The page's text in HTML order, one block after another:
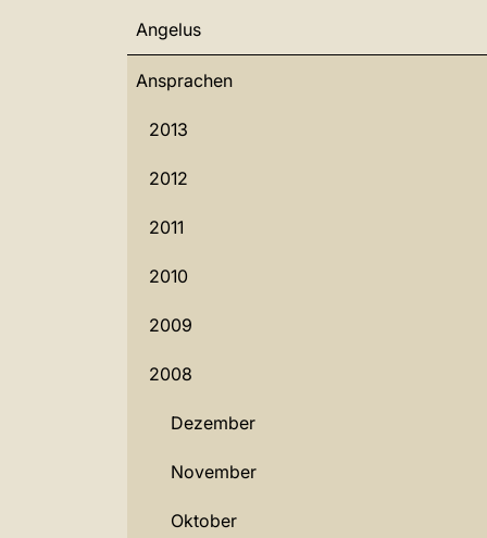
Angelus
Ansprachen
2013
2012
2011
2010
2009
2008
Dezember
November
Oktober